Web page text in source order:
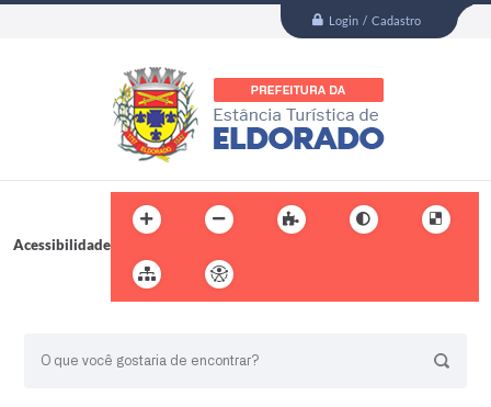
Login / Cadastro
Acessibilidade